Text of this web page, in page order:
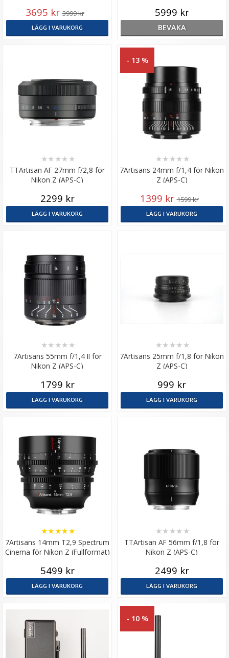
3695 kr 3999 kr
LÄGG I VARUKORG
5999 kr
BEVAKA
TTArtisan AF 27mm f/2,8 för
Nikon Z (APS-C)
★★ ★★ ★
2299 kr
LÄGG I VARUKORG
- 13 %
7Artisans 24mm f/1,4 för Nikon
Z (APS-C)
★★ ★★ ★
1399 kr 1599 kr
LÄGG I VARUKORG
7Artisans 55mm f/1,4 II för
Nikon Z (APS-C)
★★ ★★ ★
1799 kr
LÄGG I VARUKORG
7Artisans 25mm f/1,8 för Nikon
Z (APS-C)
★★ ★★ ★
999 kr
LÄGG I VARUKORG
7Artisans 14mm T2,9 Spectrum
Cinema för Nikon Z (Fullformat)
★★★★★
5499 kr
LÄGG I VARUKORG
TTArtisan AF 56mm f/1,8 för
Nikon Z (APS-C)
★★ ★★ ★
2499 kr
LÄGG I VARUKORG
- 10 %